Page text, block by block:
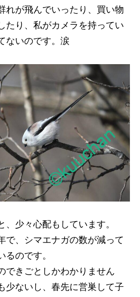
れが飛んでいったり、買い物
たり、私がカメラを持ってい
ないのです。涙
、少々心配もしています。
で、シマエナガの数が減って
るのです。
できごとしかわかりません
少ないし、春先に営巣して子